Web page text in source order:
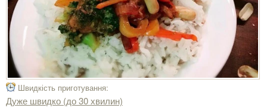
Швидкість приготування:
Дуже швидко (до 30 хвилин)